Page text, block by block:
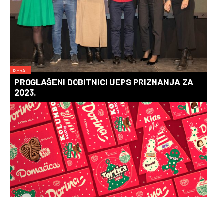
ISPRATI
PROGLAŠENI DOBITNICI UEPS PRIZNANJA ZA
2023.